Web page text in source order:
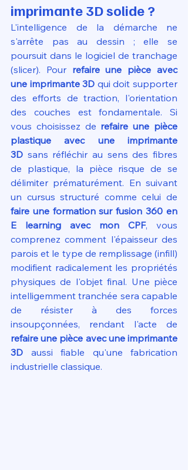
imprimante 3D solide ?
L'intelligence de la démarche ne
s'arrête pas au dessin ; elle se
poursuit dans le logiciel de tranchage
(slicer). Pour refaire une pièce avec
une imprimante 3D qui doit supporter
des efforts de traction, l'orientation
des couches est fondamentale. Si
vous choisissez de refaire une pièce
plastique avec une imprimante
3D sans réfléchir au sens des fibres
de plastique, la pièce risque de se
délimiter prématurément. En suivant
faire une formation sur fusion 360 en
E learning avec mon CPF, vous
comprenez comment l'épaisseur des
parois et le type de remplissage (infill)
modifient radicalement les propriétés
physiques de l'objet final. Une pièce
intelligemment tranchée sera capable
de résister à des forces
refaire une pièce avec une imprimante
3D aussi fiable qu'une fabrication
industrielle classique.